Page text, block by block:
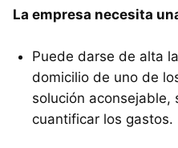
La empresa necesita
Puede darse de alta
domicilio de uno de
solución aconsejable,
cuantificar los gastos.